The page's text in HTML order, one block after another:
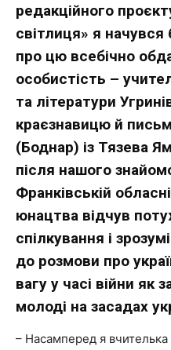
редакційного
світлиця» я начувся
про цю всебічно
особистість –
та літератури
краєзнавицю й
(Боднар) із Тязева
після нашого
Франківській
юнацтва відчув
спілкування і
до розмови про
вагу у часі війни як
молоді на засадах
– Насамперед я вчителька